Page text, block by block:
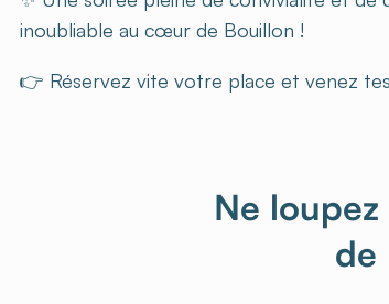
inoubliable au cœur de Bouillon !
👉 Réservez vite votre place et venez
Ne
de